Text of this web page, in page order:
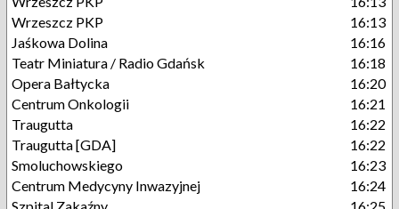
Wrzeszcz PKP
16:13
Jaśkowa Dolina
16:16
Teatr Miniatura / Radio Gdańsk
16:18
Opera Bałtycka
16:20
Centrum Onkologii
16:21
Traugutta
16:22
Traugutta [GDA]
16:22
Smoluchowskiego
16:23
Centrum Medycyny Inwazyjnej
16:24